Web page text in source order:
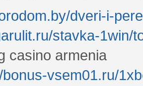
dveri-i-
stavka-1win/
casino armenia
bonus-vsem01.ru/